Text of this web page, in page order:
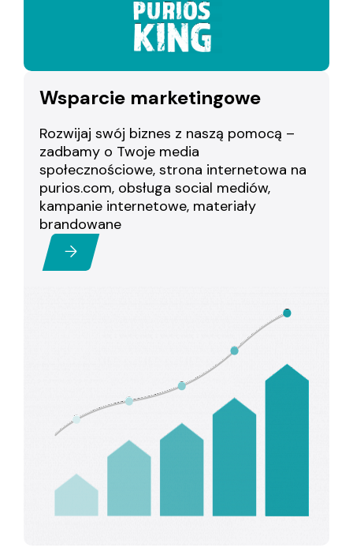
Wsparcie marketingowe
Rozwijaj swój biznes z naszą pomocą –
zadbamy o Twoje media
społecznościowe, strona internetowa na
purios.com, obsługa social mediów,
kampanie internetowe, materiały
brandowane